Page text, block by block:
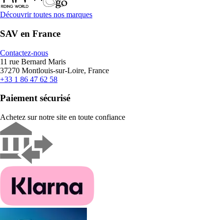
Découvrir toutes nos marques
SAV en France
Contactez-nous
11 rue Bernard Maris
37270 Montlouis-sur-Loire, France
+33 1 86 47 62 58
Paiement sécurisé
Achetez sur notre site en toute confiance